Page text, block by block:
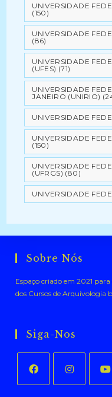
UNIVERSIDADE
(150)
UNIVERSIDADE
(86)
UNIVERSIDADE
(UFES) (71)
UNIVERSIDADE
JANEIRO (UNIRIO)
UNIVERSIDADE
UNIVERSIDADE
(150)
UNIVERSIDADE
(UFRGS) (80)
UNIVERSIDADE
Sobre Nós
Espaço criado em 2021
dos Cursos de Arquivologia
Siga-Nos